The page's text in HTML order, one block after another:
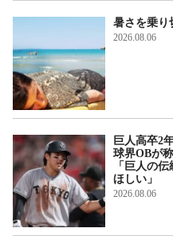
暑さを乗り
2026.08.06
巨人高卒2
球界OBが
「巨人の
ほしい」
2026.08.06